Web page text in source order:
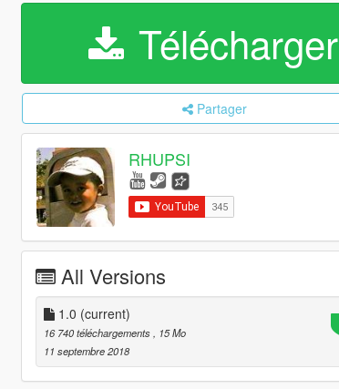
Télécharger
Partager
RHUPSI
All Versions
1.0 (current)
16 740 téléchargements
, 15 Mo
11 septembre 2018